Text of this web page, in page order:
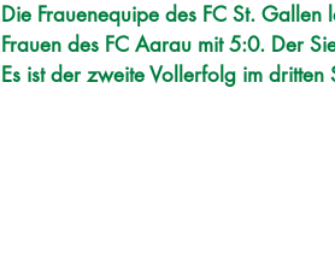
Die Frauenequipe des FC St.
Frauen des FC Aarau mit 5:0. Der
Es ist der zweite Vollerfolg im dritten